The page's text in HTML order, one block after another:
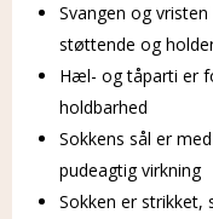
Svangen og
støttende og
Hæl- og tåparti er
holdbarhed
Sokkens sål er
pudeagtig virkning
Sokken er strikket,